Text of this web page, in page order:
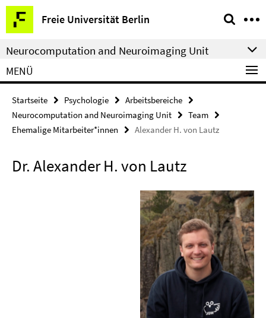
Springe
direkt
zu
Inhalt
Freie Universität Berlin
Service-
Navigation
Neurocomputation and Neuroimaging Unit
MENÜ
Startseite Psychologie
Arbeitsbereiche
Neurocomputation and Neuroimaging Unit
Team
Ehemalige Mitarbeiter*innen
Alexander H. von Lautz
Dr. Alexander H. von Lautz